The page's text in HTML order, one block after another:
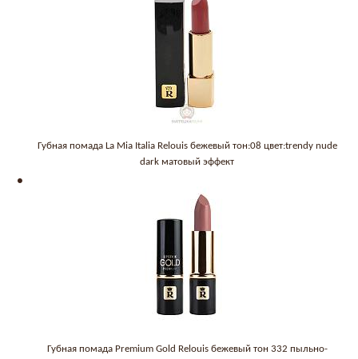
Губная помада La Mia Italia Relouis бежевый тон:08 цвет:trendy nude
dark матовый эффект
Губная помада Premium Gold Relouis бежевый тон 332 пыльно-